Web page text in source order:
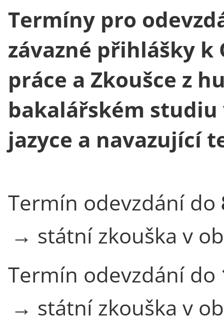
Termíny pro
závazné přihlášky
práce a Zkoušce z
bakalářském
jazyce a navazující
Termín odevzdání do
→ státní zkouška v
Termín odevzdání do
→ státní zkouška v